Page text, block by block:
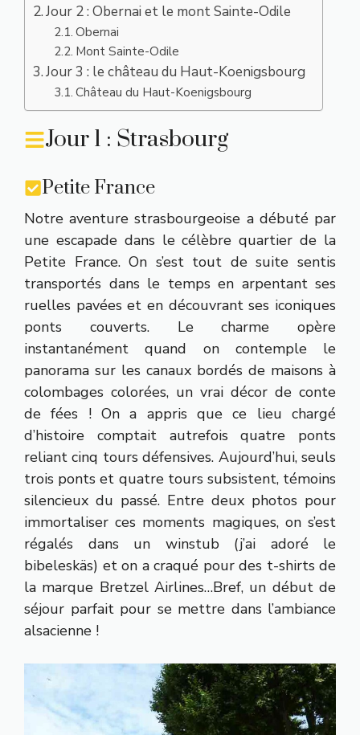
Jour 2 : Obernai et le mont Sainte-Odile
Obernai
Mont Sainte-Odile
Jour 3 : le château du Haut-Koenigsbourg
Château du Haut-Koenigsbourg
Jour 1 : Strasbourg
Petite France
Notre aventure strasbourgeoise a débuté par
une escapade dans le célèbre quartier de la
Petite France. On s’est tout de suite sentis
transportés dans le temps en arpentant ses
ruelles pavées et en découvrant ses iconiques
ponts couverts. Le charme opère
instantanément quand on contemple le
panorama sur les canaux bordés de maisons à
colombages colorées, un vrai décor de conte
de fées ! On a appris que ce lieu chargé
d’histoire comptait autrefois quatre ponts
reliant cinq tours défensives. Aujourd’hui, seuls
trois ponts et quatre tours subsistent, témoins
silencieux du passé. Entre deux photos pour
immortaliser ces moments magiques, on s’est
régalés dans un winstub (j’ai adoré le
bibeleskäs) et on a craqué pour des t-shirts de
la marque Bretzel Airlines…Bref, un début de
séjour parfait pour se mettre dans l’ambiance
alsacienne !